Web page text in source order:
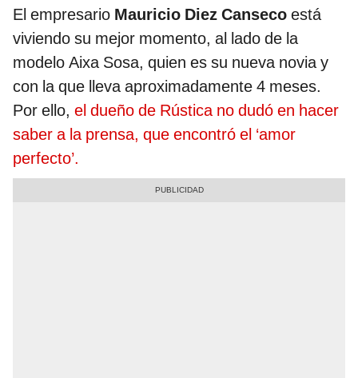
El empresario Mauricio Diez Canseco está
viviendo su mejor momento, al lado de la
modelo Aixa Sosa, quien es su nueva novia y
con la que lleva aproximadamente 4 meses.
Por ello, el dueño de Rústica no dudó en hacer
saber a la prensa, que encontró el ‘amor
perfecto’.